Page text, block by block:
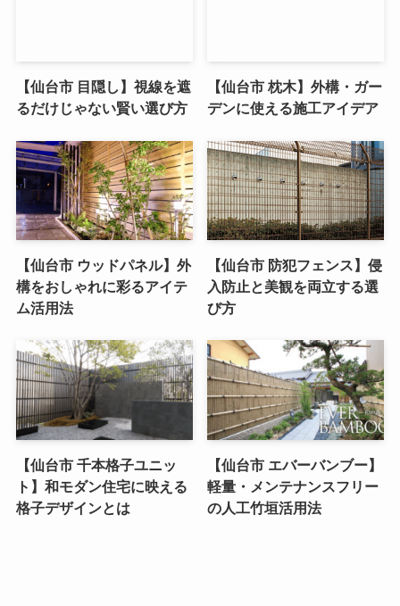
【仙台市 目隠し】視線を遮
るだけじゃない賢い選び方
【仙台市 枕木】外構・ガー
デンに使える施工アイデア
【仙台市 ウッドパネル】外
構をおしゃれに彩るアイテ
ム活用法
【仙台市 防犯フェンス】侵
入防止と美観を両立する選
び方
【仙台市 千本格子ユニッ
ト】和モダン住宅に映える
格子デザインとは
【仙台市 エバーバンブー】
軽量・メンテナンスフリー
の人工竹垣活用法